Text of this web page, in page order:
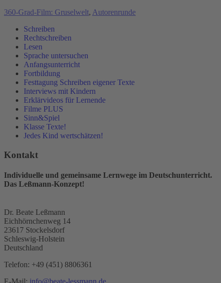
360-Grad-Film: Gruselwelt, Autorenrunde
Schreiben
Rechtschreiben
Lesen
Sprache untersuchen
Anfangsunterricht
Fortbildung
Festtagung Schreiben eigener Texte
Interviews mit Kindern
Erklärvideos für Lernende
Filme PLUS
Sinn&Spiel
Klasse Texte!
Jedes Kind wertschätzen!
Kontakt
Individuelle und gemeinsame Lernwege im Deutschunterricht.
Das Leßmann-Konzept!
Dr. Beate Leßmann
Eichhörnchenweg 14
23617 Stockelsdorf
Schleswig-Holstein
Deutschland
Telefon: +49 (451) 8806361